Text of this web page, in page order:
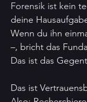
Forensik ist kein
deine
Wenn du ihn
–, bricht das
Das ist das
Das ist